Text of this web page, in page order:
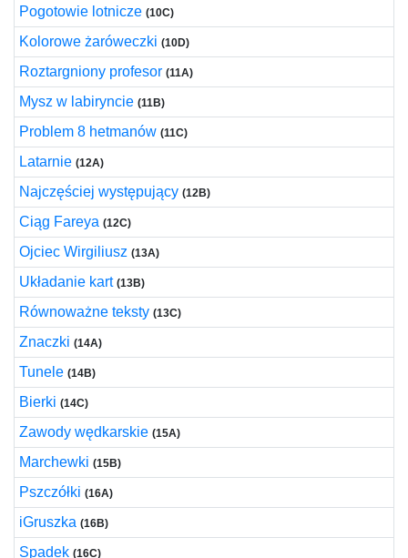
Pogotowie lotnicze (10C)
Kolorowe żaróweczki (10D)
Roztargniony profesor (11A)
Mysz w labiryncie (11B)
Problem 8 hetmanów (11C)
Latarnie (12A)
Najczęściej występujący (12B)
Ciąg Fareya (12C)
Ojciec Wirgiliusz (13A)
Układanie kart (13B)
Równoważne teksty (13C)
Znaczki (14A)
Tunele (14B)
Bierki (14C)
Zawody wędkarskie (15A)
Marchewki (15B)
Pszczółki (16A)
iGruszka (16B)
Spadek (16C)